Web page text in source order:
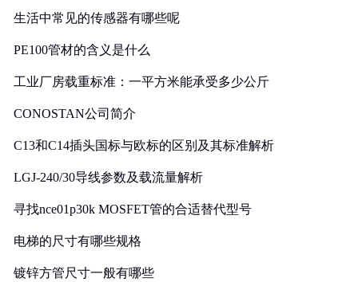
生活中常见的传感器有哪些呢
PE100管材的含义是什么
工业厂房载重标准：一平方米能承受多少公斤
CONOSTAN公司简介
C13和C14插头国标与欧标的区别及其标准解析
LGJ-240/30导线参数及载流量解析
寻找nce01p30k MOSFET管的合适替代型号
电梯的尺寸有哪些规格
镀锌方管尺寸一般有哪些